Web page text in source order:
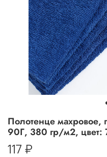
Полотенце махровое,
90Г, 380 гр/м2, цвет:
117 ₽